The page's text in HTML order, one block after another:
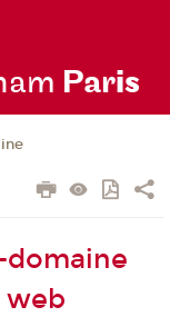
Paris
domaine
web